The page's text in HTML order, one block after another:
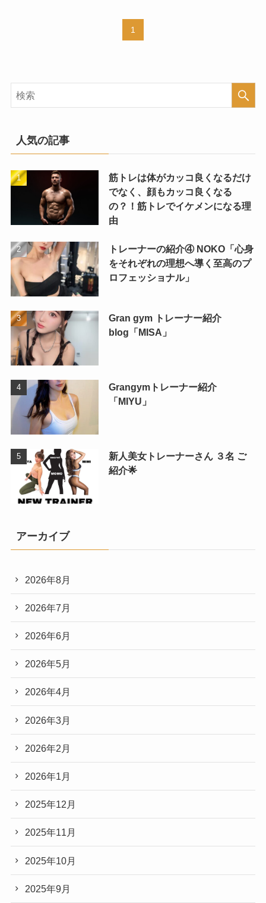
1
人気の記事
筋トレは体がカッコ良くなるだけ
でなく、顔もカッコ良くなる
の？！筋トレでイケメンになる理
由
トレーナーの紹介④ NOKO「心身
をそれぞれの理想へ導く至高のプ
ロフェッショナル」
Gran gym トレーナー紹介
blog「MISA」
Grangymトレーナー紹介
「MIYU」
新人美女トレーナーさん ３名 ご
紹介🌟
アーカイブ
2026年8月
2026年7月
2026年6月
2026年5月
2026年4月
2026年3月
2026年2月
2026年1月
2025年12月
2025年11月
2025年10月
2025年9月